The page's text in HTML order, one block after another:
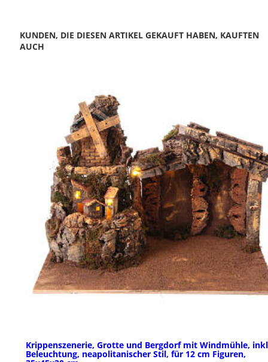
KUNDEN, DIE DIESEN ARTIKEL GEKAUFT HABEN, KAUFTEN
AUCH
Krippenszenerie, Grotte und Bergdorf mit Windmühle, inkl
Beleuchtung, neapolitanischer Stil, für 12 cm Figuren,